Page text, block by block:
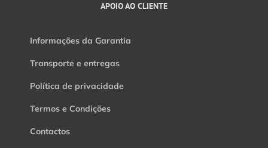
APOIO AO CLIENTE
Informações da Garantia
Transporte e entregas
Política de privacidade
Termos e Condições
Contactos